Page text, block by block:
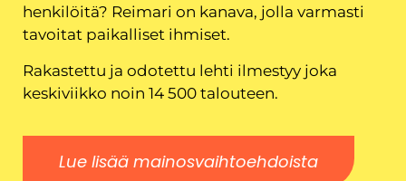
henkilöitä? Reimari on kanava, jolla varmasti
tavoitat paikalliset ihmiset.
Rakastettu ja odotettu lehti ilmestyy joka
keskiviikko noin 14 500 talouteen.
Lue lisää mainosvaihtoehdoista